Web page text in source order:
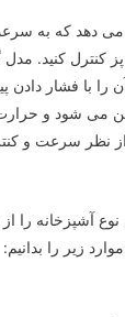
می دهد که به
کنترل کنید.
را با فشار دادن
می شود و
نظر سرعت و
نوع آشپزخانه
زیر را بدانیم: